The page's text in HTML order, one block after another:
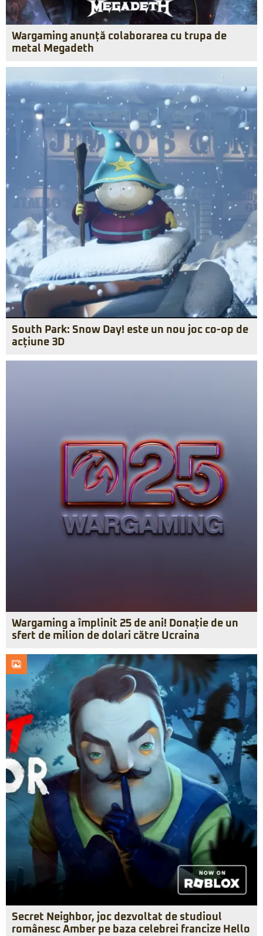
Wargaming anunță colaborarea cu trupa de
metal Megadeth
South Park: Snow Day! este un nou joc co-op de
acțiune 3D
Wargaming a împlinit 25 de ani! Donație de un
sfert de milion de dolari către Ucraina
Secret Neighbor, joc dezvoltat de studioul
românesc Amber pe baza celebrei francize Hello